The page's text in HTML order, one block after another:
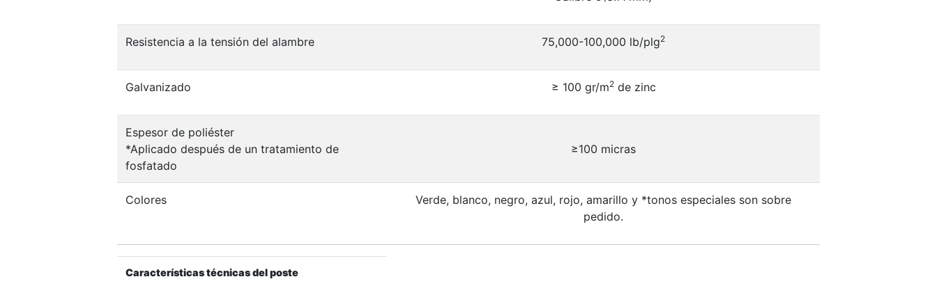
Resistencia a la tensión del alambre 75,000-100,000 lb/plg2
Galvanizado ≥ 100 gr/m2de zinc
Espesor de poliéster
*Aplicado después de un tratamiento de
fosfatado
≥100 micras
Colores
Verde, blanco, negro, azul, rojo, amarillo y *tonos especiales son sobre
pedido.
Características técnicas del poste